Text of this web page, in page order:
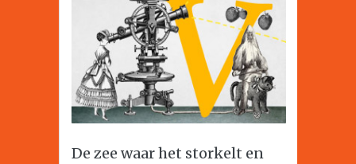
De zee waar het storkelt en